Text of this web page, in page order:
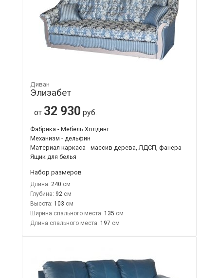
Диван
Элизабет
от 32 930 руб.
Фабрика - Мебель Холдинг
Механизм - дельфин
Материал каркаса - массив дерева, ЛДСП, фанера
Ящик для белья
Набор размеров
Длина: 240
Глубина: 92
Высота: 103
Ширина спального места: 135
Длина спального места: 197